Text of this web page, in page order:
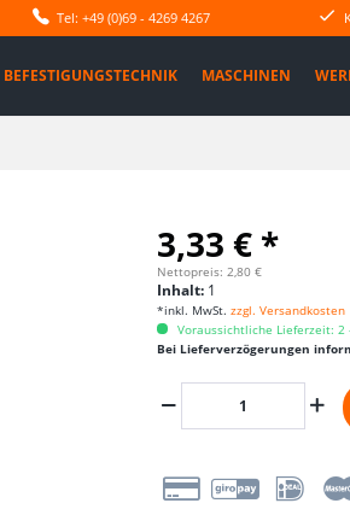
Tel: +49 (0)69 - 4269 4267
BEFESTIGUNGSTECHNIK MASCHINEN
3,33 € *
Nettopreis: 2,80 €
Inhalt: 1
*inkl. MwSt. zzgl. Versandkosten
Voraussichtliche Lieferzeit: 2
Bei Lieferverzögerungen